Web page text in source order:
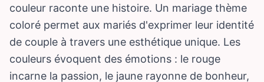
couleur raconte une histoire. Un mariage thème
coloré permet aux mariés d'exprimer leur identité
de couple à travers une esthétique unique. Les
couleurs évoquent des émotions : le rouge
incarne la passion, le jaune rayonne de bonheur,